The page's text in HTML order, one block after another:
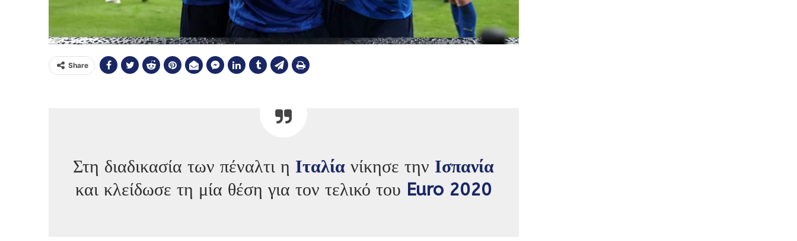
Share
Στη διαδικασία των πέναλτι η Ιταλία νίκησε την Ισπανία
και κλείδωσε τη μία θέση για τον τελικό του Euro 2020